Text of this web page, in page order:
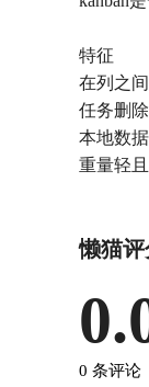
特征
在列之
任务删
本地数
重量轻
懒猫
0 条评论